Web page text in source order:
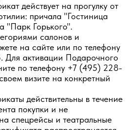
действует на прогулку от
причала "Гостиница
"Парк Горького".
салонов и
на сайте или по телефону
активации Подарочного
по телефону +7 (495) 228-
визите на конкретный
действительны в течение
покупки и не
спецрейсы и театральные